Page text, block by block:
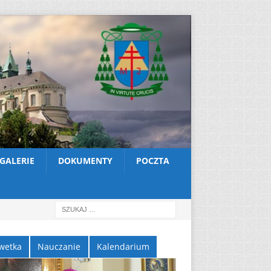
GALERIE DOKUMENTY POCZTA
Nauczanie Kalendarium